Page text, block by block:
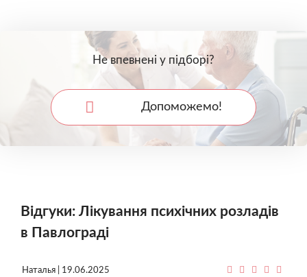
Не впевнені у підборі?
Допоможемо!
Відгуки: Лікування психічних розладів
в Павлограді
Наталья | 19.06.2025